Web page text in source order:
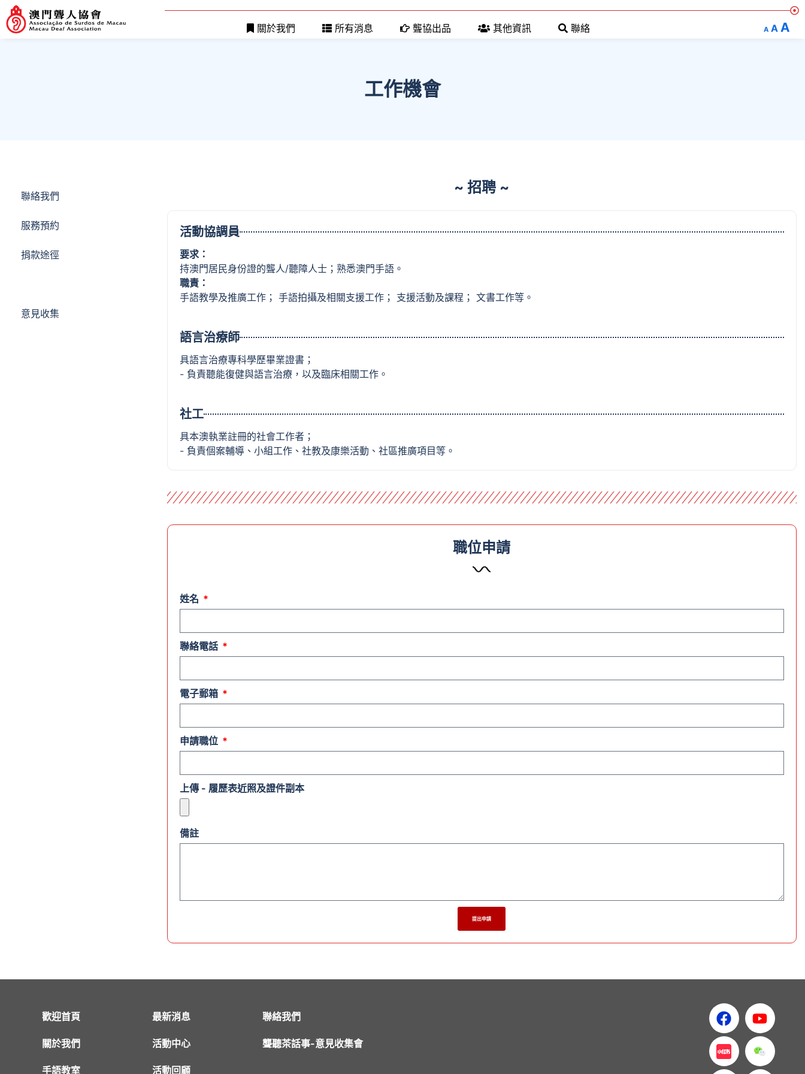
關於我們 所有消息 聾協出品 其他資訊 聯絡 A A A
工作機會
聯絡我們
服務預約
捐款途徑
意見收集
~ 招聘 ~
活動協調員
要求：
持澳門居民身份證的聾人/聽障人士；熟悉澳門手語。
職責：
手語教學及推廣工作； 手語拍攝及相關支援工作； 支援活動及課程； 文書工作等。
語言治療師
具語言治療專科學歷畢業證書；
- 負責聽能復健與語言治療，以及臨床相關工作。
社工
具本澳執業註冊的社會工作者；
- 負責個案輔導、小組工作、社教及康樂活動、社區推廣項目等。
職位申請
姓名
聯絡電話
電子郵箱
申請職位
上傳 - 履歷表近照及證件副本
備註
提出申請
歡迎首頁
關於我們
手語教室
最新消息
活動中心
活動回顧
聯絡我們
聾聽茶話事-意見收集會